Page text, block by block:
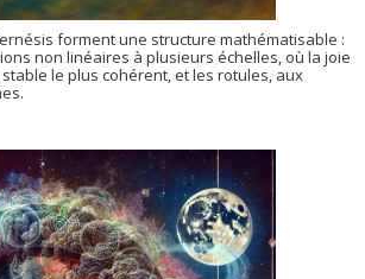
forment une structure mathématisable :
non linéaires à plusieurs échelles, où la joie
le plus cohérent, et les rotules, aux